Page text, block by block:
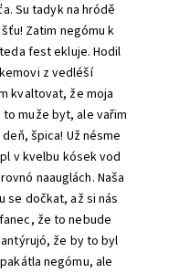
Su tadyk nahródě
Zatim negómu k
fest ekluje.Hodil
zvedléší
kvaltovat, že moja
muže byt, ale vařim
špica! Už nésme
vkvelbu kósek vod
naauglách. Naša
se dočkat, ažsi nás
že to nebude
že by to byl
negómu, ale